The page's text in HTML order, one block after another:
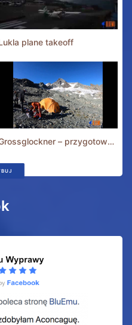
plane takeoff
Grossglockner – przygotowania